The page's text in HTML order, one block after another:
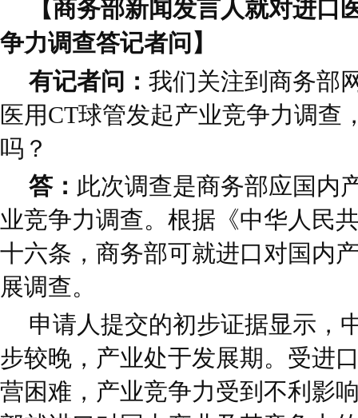
【商务部新闻发言人就对进口
争力调查答记者问】
有记者问： 我们关注到商务部
医用CT球管发起产业竞争力调查
吗？
答： 此次调查是商务部应国内
业竞争力调查。根据《中华人民
十六条，商务部可就进口对国内
展调查。
申请人提交的初步证据显示，
步较晚，产业处于发展期。受进
营困难，产业竞争力受到不利影